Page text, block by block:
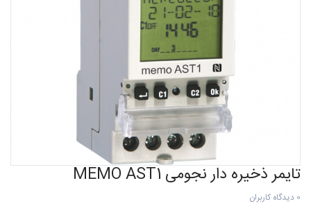
تایمر ذخیره دار نجومی MEMO AST1
0 دیدگاه کاربران